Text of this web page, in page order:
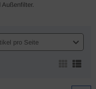
pro Seite